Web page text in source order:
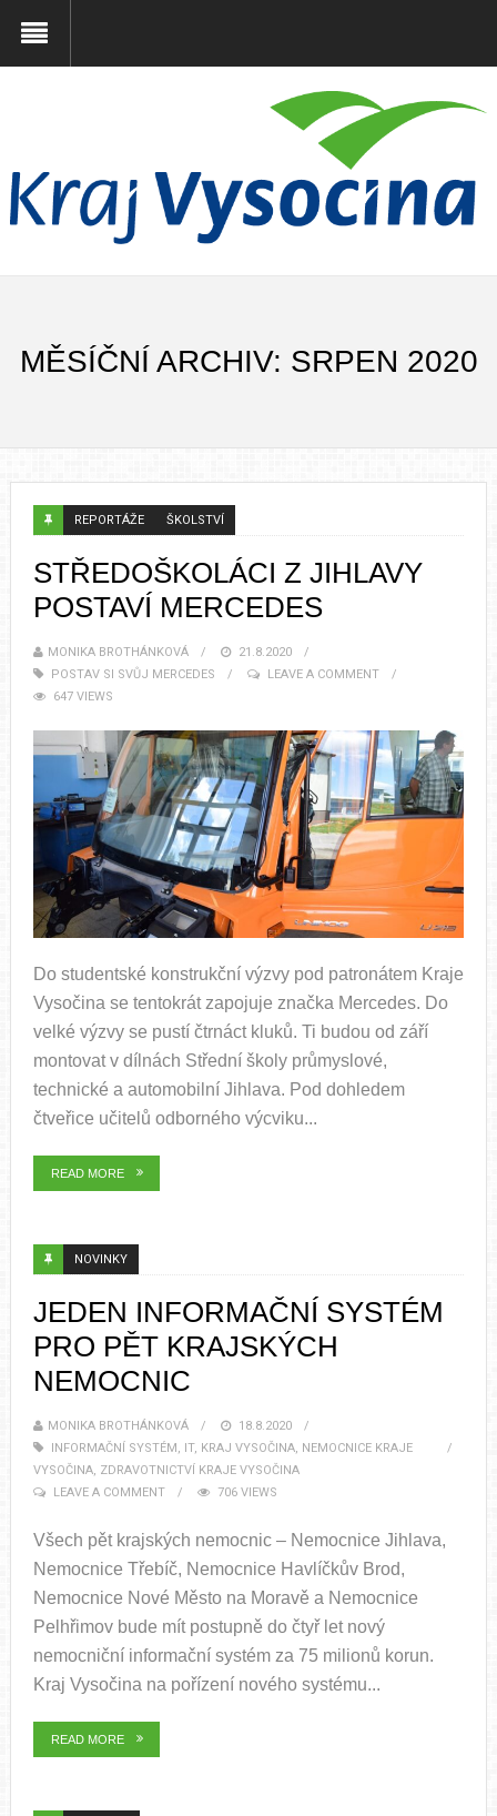
MĚSÍČNÍ ARCHIV: SRPEN 2020
REPORTÁŽE ŠKOLSTVÍ
STŘEDOŠKOLÁCI Z JIHLAVY
POSTAVÍ MERCEDES
MONIKA BROTHÁNKOVÁ
21.8.2020
POSTAV SI SVŮJ MERCEDES
LEAVE A COMMENT
647 VIEWS
Do studentské konstrukční výzvy pod patronátem Kraje
Vysočina se tentokrát zapojuje značka Mercedes. Do
velké výzvy se pustí čtrnáct kluků. Ti budou od září
montovat v dílnách Střední školy průmyslové,
technické a automobilní Jihlava. Pod dohledem
čtveřice učitelů odborného výcviku...
READ MORE
NOVINKY
JEDEN INFORMAČNÍ SYSTÉM
PRO PĚT KRAJSKÝCH
NEMOCNIC
MONIKA BROTHÁNKOVÁ
18.8.2020
INFORMAČNÍ SYSTÉM, IT, KRAJ VYSOČINA, NEMOCNICE KRAJE
VYSOČINA, ZDRAVOTNICTVÍ KRAJE VYSOČINA
LEAVE A COMMENT
706 VIEWS
Všech pět krajských nemocnic – Nemocnice Jihlava,
Nemocnice Třebíč, Nemocnice Havlíčkův Brod,
Nemocnice Nové Město na Moravě a Nemocnice
Pelhřimov bude mít postupně do čtyř let nový
nemocniční informační systém za 75 milionů korun.
Kraj Vysočina na pořízení nového systému...
READ MORE